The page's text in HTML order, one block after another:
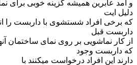
و آمد عابرین همیشه گزینه خوبی برای
دلیل ایت
که برخی افراد شستشوی با داربست را
داربست قبل
از کار نماشویی بر روی نمای ساختمان
که داربست وجود
دارند این افراد درخواست میکنند با